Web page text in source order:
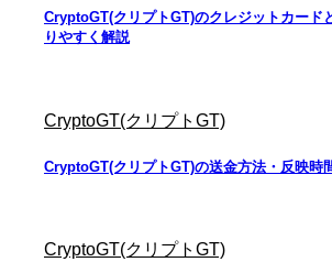
CryptoGT(クリプトGT)のクレジットカード
りやすく解説
CryptoGT(クリプトGT)
CryptoGT(クリプトGT)の送金方法・反映時
CryptoGT(クリプトGT)